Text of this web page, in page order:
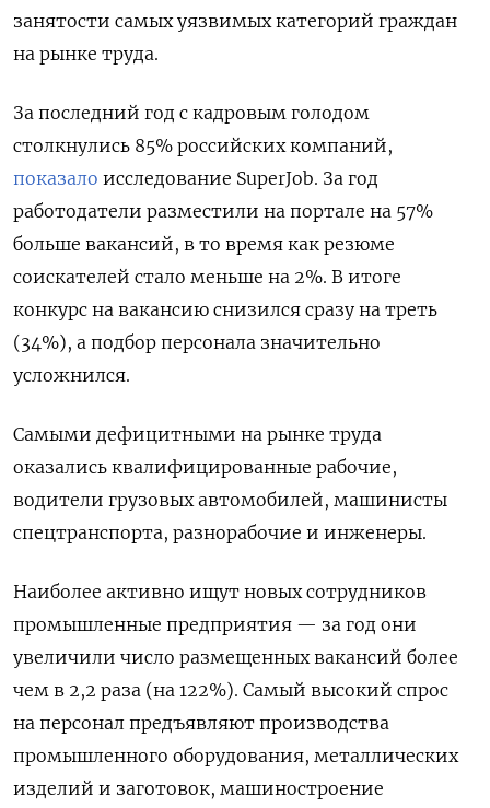
занятости самых уязвимых категорий граждан
на рынке труда.
За последний год с кадровым голодом
столкнулись 85% российских компаний,
показало исследование SuperJob. За год
работодатели разместили на портале на 57%
больше вакансий, в то время как резюме
соискателей стало меньше на 2%. В итоге
конкурс на вакансию снизился сразу на треть
(34%), а подбор персонала значительно
усложнился.
Самыми дефицитными на рынке труда
оказались квалифицированные рабочие,
водители грузовых автомобилей, машинисты
спецтранспорта, разнорабочие и инженеры.
Наиболее активно ищут новых сотрудников
промышленные предприятия — за год они
увеличили число размещенных вакансий более
чем в 2,2 раза (на 122%). Самый высокий спрос
на персонал предъявляют производства
промышленного оборудования, металлических
изделий и заготовок, машиностроение